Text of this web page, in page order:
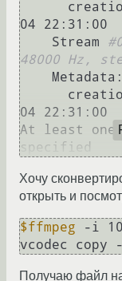
04 22:31:00
    Stream
48000 Hz,
04 22:31:00
At least
Хочу
открыть и
$ffmpeg -i
Получаю файл